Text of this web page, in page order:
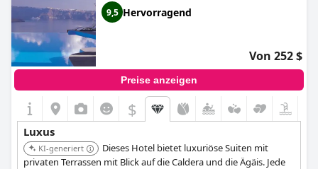
9,5 Hervorragend
Von 252 $
Preise anzeigen
$
Luxus
KI-generiert
Dieses Hotel bietet luxuriöse Suiten mit
privaten Terrassen mit Blick auf die Caldera und die Ägäis. Jede